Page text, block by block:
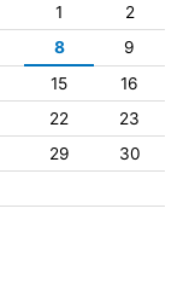
1
2
8
9
15
16
22
23
29
30